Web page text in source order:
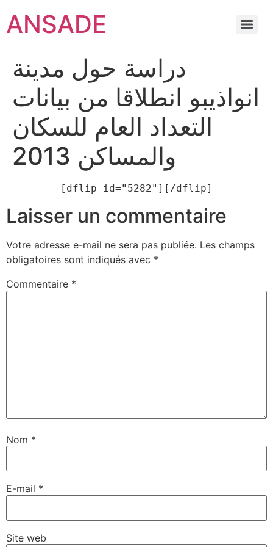
ANSADE
دراسة حول مدينة
انواذيبو انطلاقا من بيانات
التعداد العام للسكان
والمساكن 2013
[dflip id="5282"][/dflip]
Laisser un commentaire
Votre adresse e-mail ne sera pas publiée. Les champs
obligatoires sont indiqués avec *
Commentaire *
Nom *
E-mail *
Site web